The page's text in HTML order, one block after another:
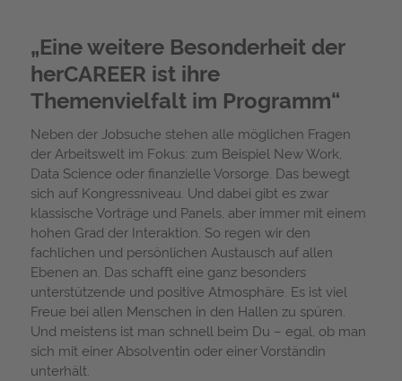
„Eine weitere Besonderheit der
herCAREER ist ihre
Themenvielfalt im Programm“
Neben der Jobsuche stehen alle möglichen Fragen
der Arbeitswelt im Fokus: zum Beispiel New Work,
Data Science oder finanzielle Vorsorge. Das bewegt
sich auf Kongressniveau. Und dabei gibt es zwar
klassische Vorträge und Panels, aber immer mit einem
hohen Grad der Interaktion. So regen wir den
fachlichen und persönlichen Austausch auf allen
Ebenen an. Das schafft eine ganz besonders
unterstützende und positive Atmosphäre. Es ist viel
Freue bei allen Menschen in den Hallen zu spüren.
Und meistens ist man schnell beim Du – egal, ob man
sich mit einer Absolventin oder einer Vorständin
unterhält.